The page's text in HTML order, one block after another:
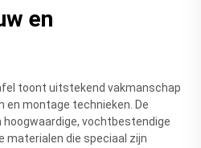
en
toont uitstekend vakmanschap
en montage technieken. De
vochtbestendige
materialen die speciaal zijn